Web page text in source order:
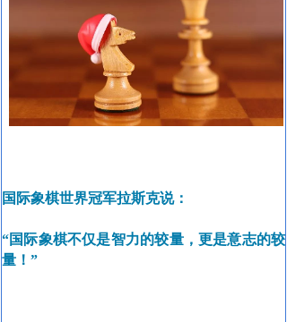
国际象棋世界冠军拉斯克说：
“国际象棋不仅是智力的较量，更是意志的较
量！”